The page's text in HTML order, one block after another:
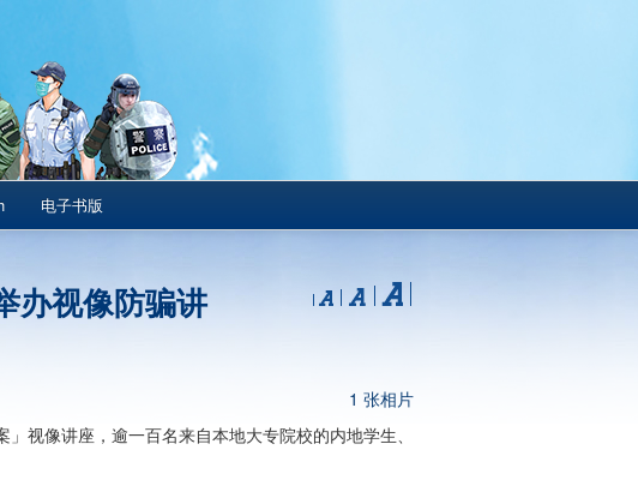
电子书版
办视像防骗讲
1 张相片
视像讲座，逾一百名来自本地大专院校的内地学生、